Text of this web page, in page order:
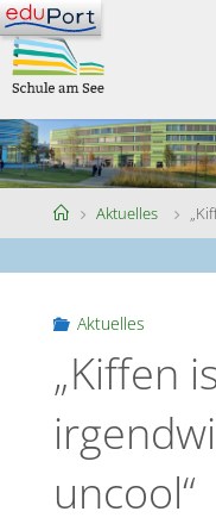
Skip
to
content
CHU
LEA
MS
EE
HomeAktuelles
Aktuelles
„Kiffen
uncool“